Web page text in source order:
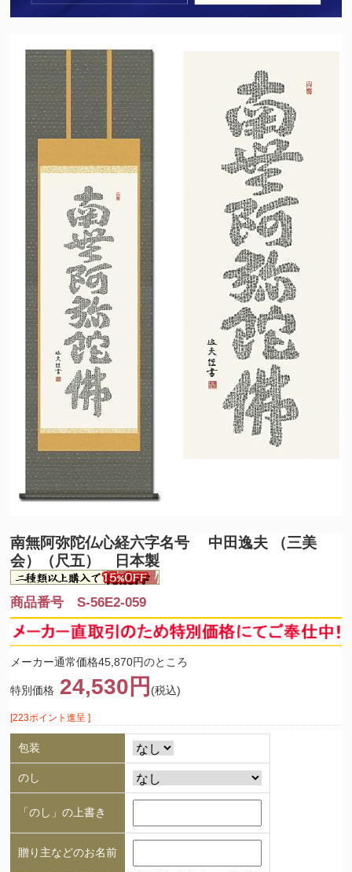
南無阿弥陀仏心経六字名号 中田逸夫 （三美
会）（尺五） 日本製
商品番号 S-56E2-059
メーカー通常価格45,870円のところ
特別価格 24,530円 (税込)
[223ポイント進呈 ]
包装
のし
「のし」の上書き
贈り主などのお名前